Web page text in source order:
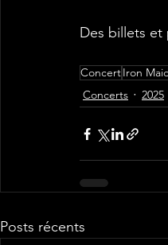
Des billets et
ConcertIron
Concerts
2025
Posts récents